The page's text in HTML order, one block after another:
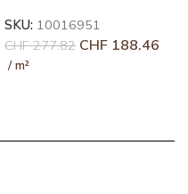
SKU:10016951
CHF277.82 CHF188.46